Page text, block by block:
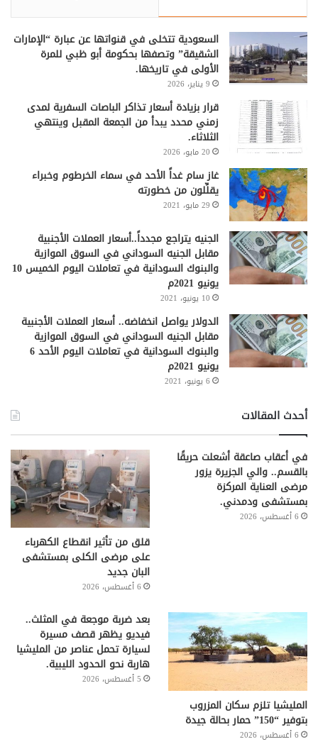
السعودية تتخلى في قنواتها عن عبارة “الإمارات
الشقيقة” وتصفها بحكومة أبو ظبي للمرة
الأولى في تاريخها.
9 يناير، 2026
قرار بزيادة أسعار تذاكر الباصات السفرية لمدى
زمني محدد يبدأ من الجمعة المقبل وينتهي
الثلاثاء.
20 مايو، 2026
غاز سام غداً الأحد في سماء الخرطوم وخبراء
يقلِّلون من خطورته
29 مايو، 2021
الجنيه يتراجع مجدداً..أسعار العملات الأجنبية
مقابل الجنيه السوداني في السوق الموازية
والبنوك السودانية في تعاملات اليوم الخميس 10
يونيو 2021م
10 يونيو، 2021
الدولار يواصل انخفاضه.. أسعار العملات الأجنبية
مقابل الجنيه السوداني في السوق الموازية
والبنوك السودانية في تعاملات اليوم الأحد 6
يونيو 2021م
6 يونيو، 2021
أحدث المقالات
في أعقاب صاعقة أشعلت حريقًا
بالقسم.. والي الجزيرة يزور
مرضى العناية المركزة
بمستشفى ودمدني.
6 أغسطس، 2026
قلق من تأثير انقطاع الكهرباء
على مرضى الكلى بمستشفى
البان جديد
6 أغسطس، 2026
المليشيا تلزم سكان المزروب
بتوفير “150” حمار بحالة جيدة
6 أغسطس، 2026
بعد ضربة موجعة في المثلث..
فيديو يظهر قصف مسيرة
لسيارة تحمل عناصر من المليشيا
هاربة نحو الحدود الليبية.
5 أغسطس، 2026